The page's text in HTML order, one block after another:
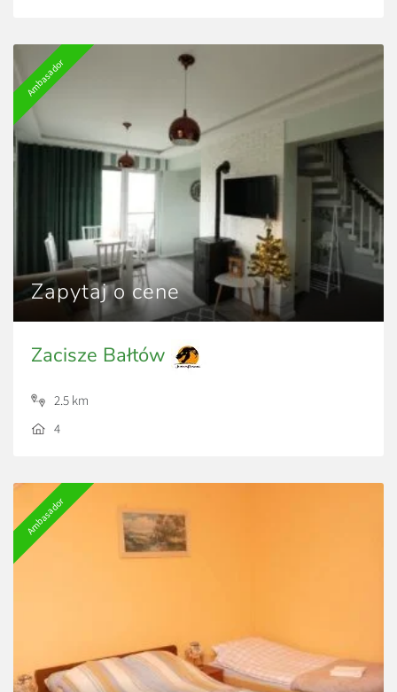
Ambasador
Zapytaj o cene
Zacisze Bałtów
2.5 km
4
Ambasador